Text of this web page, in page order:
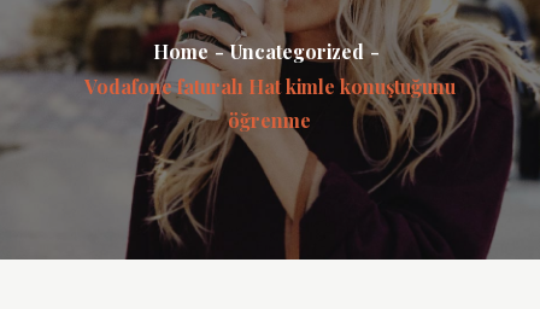
Home
Uncategorized
Vodafone faturalı Hat kimle konuştuğunu
öğrenme